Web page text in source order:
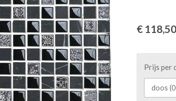
€ 118,50
Prijs per